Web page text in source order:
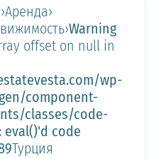
›Аренда›
›Warning
offset on null in
wp-
component-
classes/code-
eval()'d code
Турция